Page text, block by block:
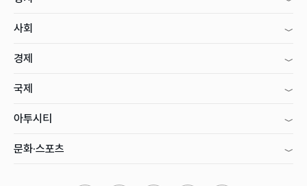
사회
경제
국제
아투시티
문화·스포츠